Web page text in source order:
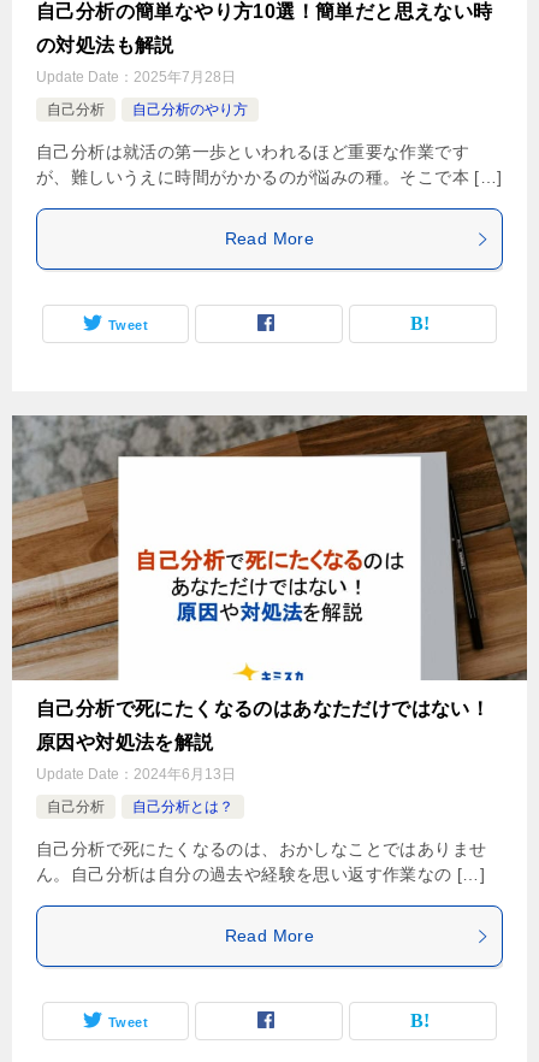
自己分析の簡単なやり方10選！簡単だと思えない時
の対処法も解説
Update Date： 2025年7月28日
自己分析
自己分析のやり方
自己分析は就活の第一歩といわれるほど重要な作業です
が、難しいうえに時間がかかるのが悩みの種。そこで本 […]
Read More
Tweet
自己分析で死にたくなるのはあなただけではない！
原因や対処法を解説
Update Date： 2024年6月13日
自己分析
自己分析とは？
自己分析で死にたくなるのは、おかしなことではありませ
ん。自己分析は自分の過去や経験を思い返す作業なの […]
Read More
Tweet